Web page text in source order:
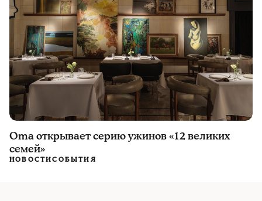
Oma открывает серию ужинов «12 великих
семей»
НОВОСТИСОБЫТИЯ